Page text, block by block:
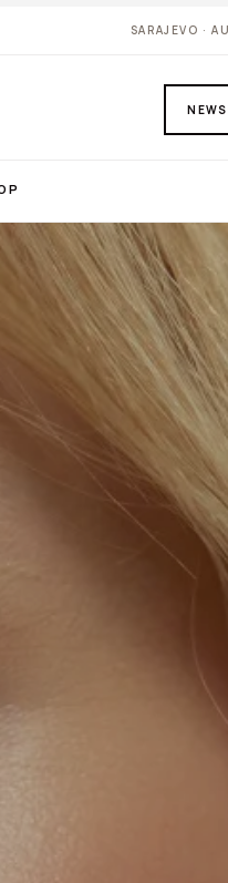
SARAJEVO ·